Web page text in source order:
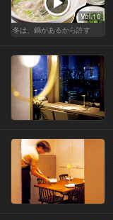
Vol.10
冬は、鍋があるから許す